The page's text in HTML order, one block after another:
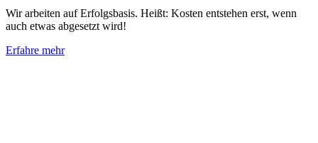
Wir arbeiten auf Erfolgsbasis. Heißt: Kosten entstehen erst, wenn
auch etwas abgesetzt wird!
Erfahre mehr